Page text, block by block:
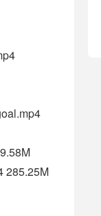
285.25M